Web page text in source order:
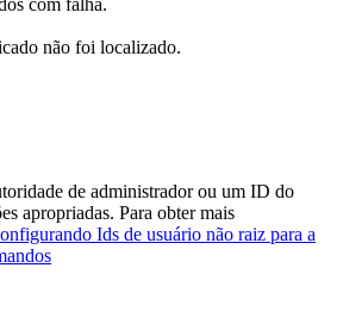
não foi localizado.
de administrador ou um ID do
apropriadas. Para obter mais
Ids de usuário não raiz para a